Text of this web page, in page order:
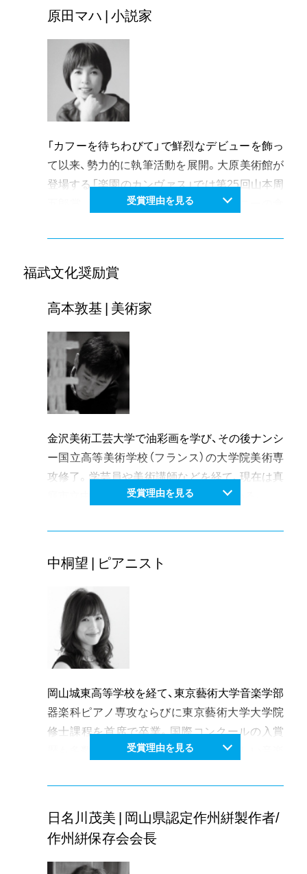
づくりを担う人材育成や、歴史的な景観保全への
原田マハ | 小説家
「カフーを待ちわびて」で鮮烈なデビューを飾っ
て以来、勢力的に執筆活動を展開。大原美術館が
登場する「楽園のカンヴァス」では第25回山本周
五郎賞、直木賞候補になる。「ジヴェルニーの食
度はもちろん、小説を通してアートと一般の読者
小学6年から高校までの多感な時期を岡山で過ご
したことから、岡山が作品に登場することも多
く、方言がそのままタイトルになった「でーれー
ガールズ」は映画化され、オール岡山ロケ、岡山
弁、岡山の俳優の起用など岡山へのこだわりを持
った地域密着型の映画となり話題となった。文
学とアートを両輪にしたユニークな活動、業績、
発信力が高く評価された。
受賞理由を見る
福武文化奨励賞
高本敦基 | 美術家
金沢美術工芸大学で油彩画を学び、その後ナンシ
ー国立高等美術学校（フランス）の大学院美術専
攻修了。学芸員や美術講師などを経て、現在は真
庭市立中学校で美術の非常勤講師を務める。
別賞」や「第15回岡山芸術文化賞 グランプリ」を
受賞し、県内外で気鋭の現代アート作家としての
活躍が目覚ましい。
一方で地元の旧岡野屋旅館を拠点に展開する岡
野屋プロジェクトを企画運営するなどプロデュ
ースにも力を入れている。単なる一個人のアー
ティストとしてではなく、地域社会と暮らしに根
ざした制作、プロジェクトを行い、地域を活性化
するキーパーソンとしても期待される。
受賞理由を見る
中桐望 | ピアニスト
岡山城東高等学校を経て、東京藝術大学音楽学部
器楽科ピアノ専攻ならびに東京藝術大学大学院
修士課程を首席で卒業。国際コンクールの入賞
歴も多数あり、しなやかで香しく、瑞々しい音楽
つ期待の新鋭として最も注目されている。現在
は10月に開催される世界最難関の［ショパン国
際コンクール］（5年に一度開催）に挑むためポー
ランドで更に研鑽を積んでいる。
一方で岡山フィルハーモニック管弦楽団の他多
受賞理由を見る
日名川茂美 | 岡山県認定作州絣製作者/
作州絣保存会会長